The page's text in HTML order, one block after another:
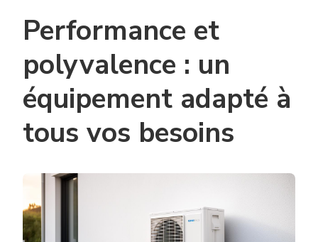
Performance et
polyvalence : un
équipement adapté à
tous vos besoins